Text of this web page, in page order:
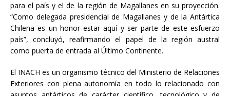
para el país y el de la región de Magallanes en su proyección.
“Como delegada presidencial de Magallanes y de la Antártica
Chilena es un honor estar aquí y ser parte de este esfuerzo
país”, concluyó, reafirmando el papel de la región austral
como puerta de entrada al Último Continente.
El INACH es un organismo técnico del Ministerio de Relaciones
Exteriores con plena autonomía en todo lo relacionado con